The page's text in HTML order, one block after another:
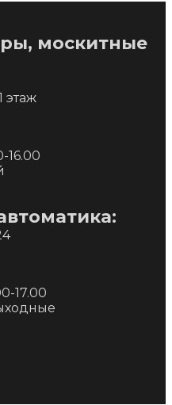
москитные
этаж
16.00
17.00